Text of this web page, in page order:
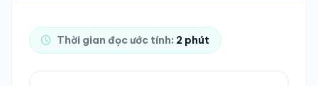
TRA CỨU HỒ SƠ
Thời gian đọc ước tính: 2 phút